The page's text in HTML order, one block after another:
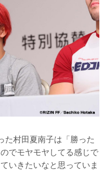
た村田夏南子は「勝った
でモヤモヤしてる感じで
いきたいなと思っていま